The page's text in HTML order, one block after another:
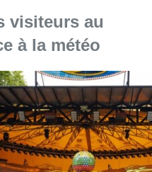
visiteurs au
à la météo